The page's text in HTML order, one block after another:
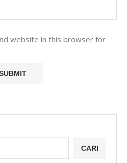
website in this browser for
CARI